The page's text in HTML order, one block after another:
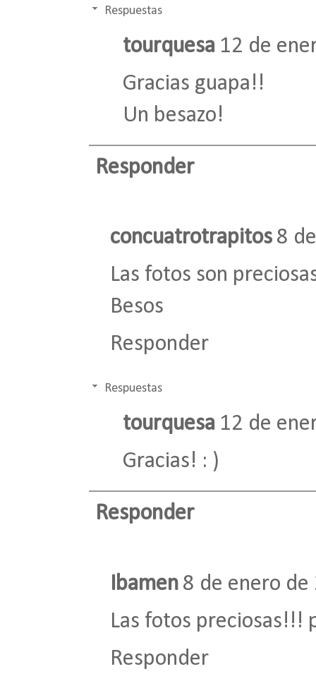
Respuestas
tourquesa 12 de
Gracias guapa!!
Un besazo!
Responder
concuatrotrapitos 8
Las fotos son
Besos
Responder
Respuestas
tourquesa 12 de
Gracias! : )
Responder
Ibamen 8 de enero
Las fotos preciosas!!!
Responder